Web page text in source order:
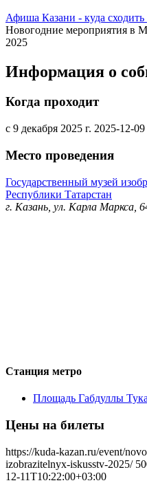
Афиша Казани - куда сходить
Новогодние мероприятия в
2025
Информация о
Когда проходит
с 9 декабря 2025 г. 2025-12-09
Место проведения
Государственный музей
Республики Татарстан
г. Казань, ул. Карла Маркса,
Станция метро
Площадь Габдуллы
Цены на билеты
https://kuda-kazan.ru/event/
izobrazitelnyx-iskusstv-2025/
12-11T10:22:00+03:00